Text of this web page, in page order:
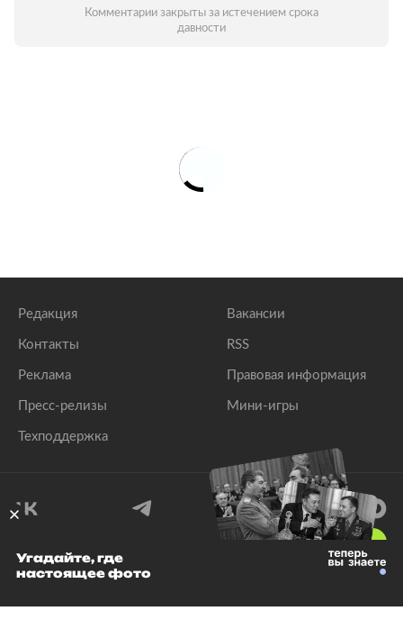
Комментарии закрыты за истечением срока
давности
Редакция
Контакты
Реклама
Пресс-релизы
Техподдержка
Вакансии
RSS
Правовая информация
Мини-игры
© 1999–2026 Все права защищены.
Угадайте, где
настоящее фото